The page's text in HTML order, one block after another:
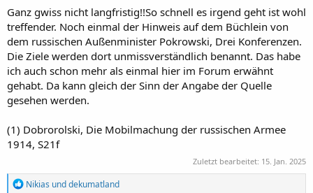
Ganz gwiss nicht langfristig!!So schnell es irgend geht ist wohl
treffender. Noch einmal der Hinweis auf dem Büchlein von
dem russischen Außenminister Pokrowski, Drei Konferenzen.
Die Ziele werden dort unmissverständlich benannt. Das habe
ich auch schon mehr als einmal hier im Forum erwähnt
gehabt. Da kann gleich der Sinn der Angabe der Quelle
gesehen werden.
(1) Dobrorolski, Die Mobilmachung der russischen Armee
1914, S21f
Zuletzt bearbeitet: 15. Jan. 2025
R
Nikias unddekumatland